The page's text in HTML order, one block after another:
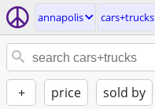
annapolis cars+trucks
+ price sold by